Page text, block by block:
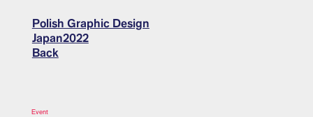
Polish Graphic Design
Japan2022
Back
Event